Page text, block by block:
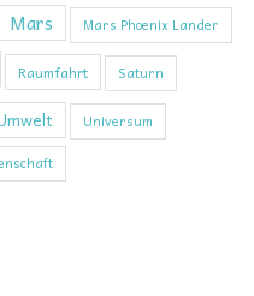
Mars Mars Phoenix Lander
Raumfahrt Saturn
Universum